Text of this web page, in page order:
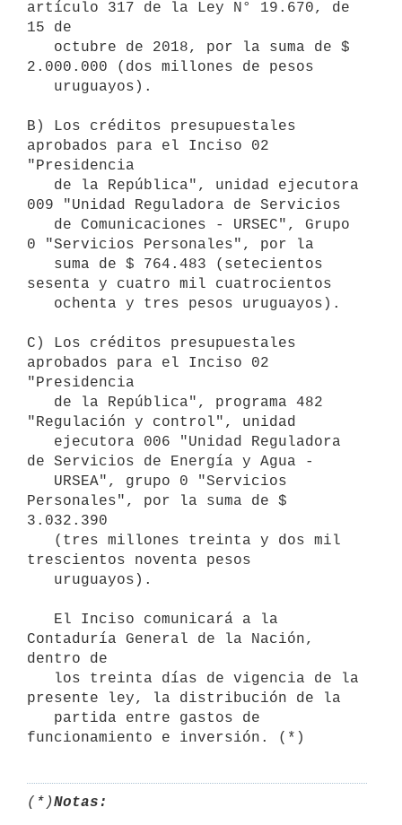
artículo 317 de la Ley N° 19.670, de
15 de
2.000.000 (dos millones de pesos
B) Los créditos presupuestales
aprobados para el Inciso 02
"Presidencia
009 "Unidad Reguladora de Servicios
0 "Servicios Personales", por la
sesenta y cuatro mil cuatrocientos
C) Los créditos presupuestales
aprobados para el Inciso 02
"Presidencia
"Regulación y control", unidad
de Servicios de Energía y Agua -
Personales", por la suma de $
3.032.390
trescientos noventa pesos
Contaduría General de la Nación,
dentro de
presente ley, la distribución de la
(*)Notas: